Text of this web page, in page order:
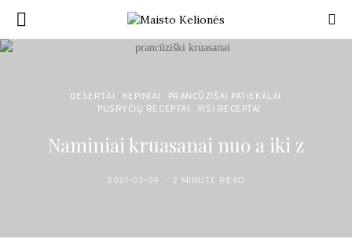
DESERTAI KEPINIAI
PRANCŪZIŠKI PATIEKALAI
PUSRYČIŲ RECEPTAI
VISI RECEPTAI
Naminiai kruasanai nuo a iki z
2021-02-09 2 MINUTE READ